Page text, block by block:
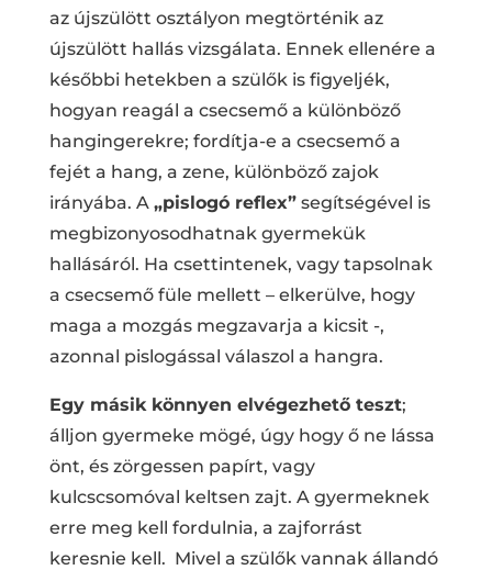
az újszülött osztályon megtörténik az
újszülött hallás vizsgálata. Ennek ellenére a
későbbi hetekben a szülők is figyeljék,
hogyan reagál a csecsemő a különböző
hangingerekre; fordítja-e a csecsemő a
fejét a hang, a zene, különböző zajok
irányába. A „pislogó reflex”segítségével is
megbizonyosodhatnak gyermekük
hallásáról. Ha csettintenek, vagy tapsolnak
a csecsemő füle mellett – elkerülve, hogy
maga a mozgás megzavarja a kicsit -,
azonnal pislogással válaszol a hangra.
Egy másik könnyen elvégezhető teszt;
álljon gyermeke mögé, úgy hogy ő ne lássa
önt, és zörgessen papírt, vagy
kulcscsomóval keltsen zajt. A gyermeknek
erre meg kell fordulnia, a zajforrást
keresnie kell. Mivel a szülők vannak állandó